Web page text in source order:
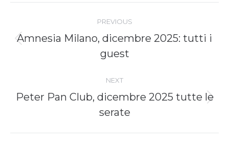
PREVIOUS
Previous
post:
Amnesia Milano, dicembre 2025: tutti i
guest
NEXT
Next
post:
Peter Pan Club, dicembre 2025 tutte le
serate